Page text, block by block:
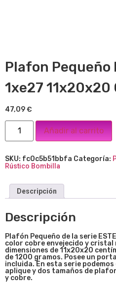
Plafon Pequeño
1xe27 11x20x20
47,09€
Añadir al carrito
SKU: fc0c5b51bbfa Categoría:
Rústico Bombilla
Descripción
Descripción
Plafón Pequeño de la serie
color cobre envejecido y cristal
dimensiones de 11x20x20
de 1200 gramos. Posee un
incluida. En esta serie
aplique y dos tamaños de
y cobre.